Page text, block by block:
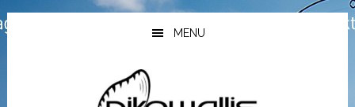
Hopp
til
Hopp
til
Hopp
til
MENU